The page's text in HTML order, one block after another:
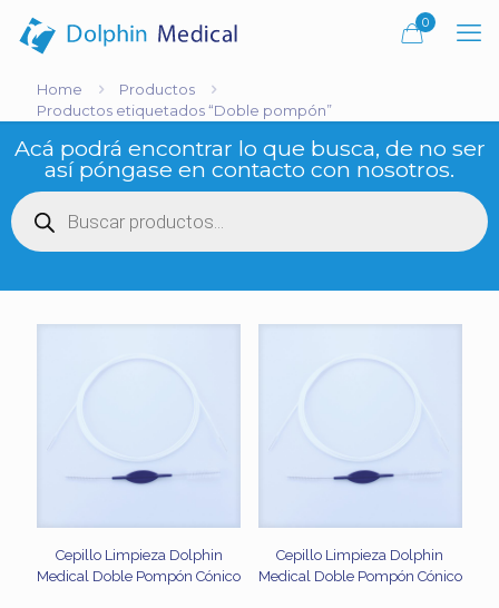
0
Home
Productos
Productos etiquetados “Doble pompón”
Acá podrá encontrar lo que busca, de no ser
así póngase en contacto con nosotros.
Búsqueda
de
productos
Cepillo Limpieza Dolphin
Medical Doble Pompón Cónico
Cepillo Limpieza Dolphin
Medical Doble Pompón Cónico